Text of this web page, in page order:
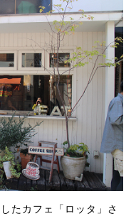
たカフェ「ロッタ」さ